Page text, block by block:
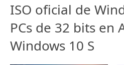
ISO oficial de
PCs de 32 bits en
Windows 10 S